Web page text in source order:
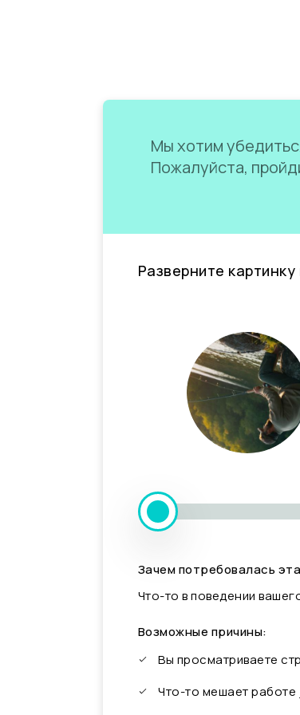
Мы хотим
Пожалуйста,
Разверните
Зачем потребовалась
Что-то в поведении
Возможные причины:
Вы просматриваете
Что-то мешает